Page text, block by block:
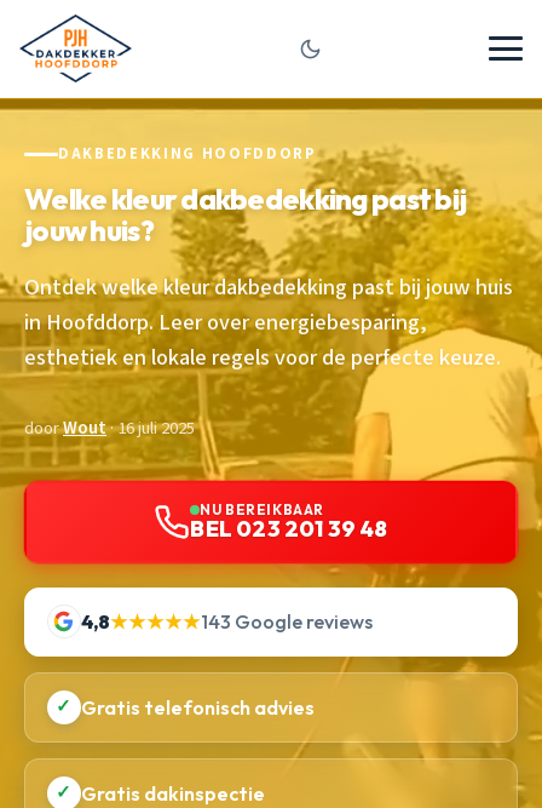
DAKBEDEKKING HOOFDDORP
Welke kleur dakbedekking past bij
jouw huis?
Ontdek welke kleur dakbedekking past bij jouw huis
in Hoofddorp. Leer over energiebesparing,
esthetiek en lokale regels voor de perfecte keuze.
doorWout· 16 juli 2025
NU BEREIKBAAR
BEL 023 201 39 48
4,8★★★★★143 Google reviews
✓ Gratis telefonisch advies
✓ Gratis dakinspectie